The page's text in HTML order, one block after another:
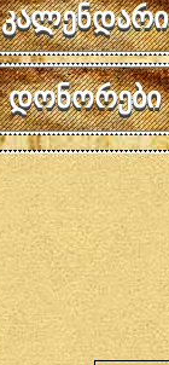
კალენდარი
დონორები